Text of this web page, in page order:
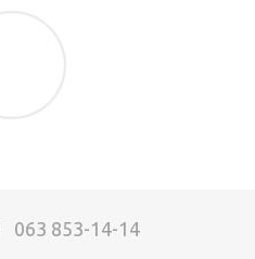
063 853-14-14